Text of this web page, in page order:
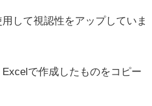
して視認性をアップしていま
で作成したものをコピー